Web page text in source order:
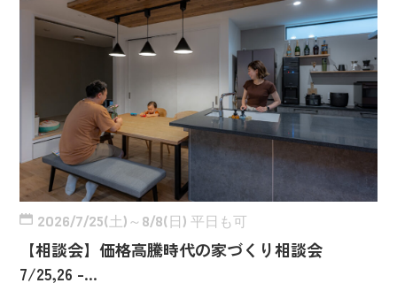
2026/7/25(土)～8/8(日) 平日も可
【相談会】価格高騰時代の家づくり相談会
7/25,26 -…